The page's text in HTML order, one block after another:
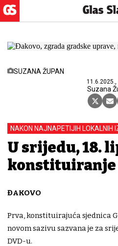
SUZANA ŽUPAN
11.6.2025.,
Suzana
NAKON NAJNAPETIJIH LOKALNIH
U srijedu, 18.
konstituiranje
ĐAKOVO
Prva, konstituirajuća sjednica
novom sazivu sazvana je za
DVD-u.